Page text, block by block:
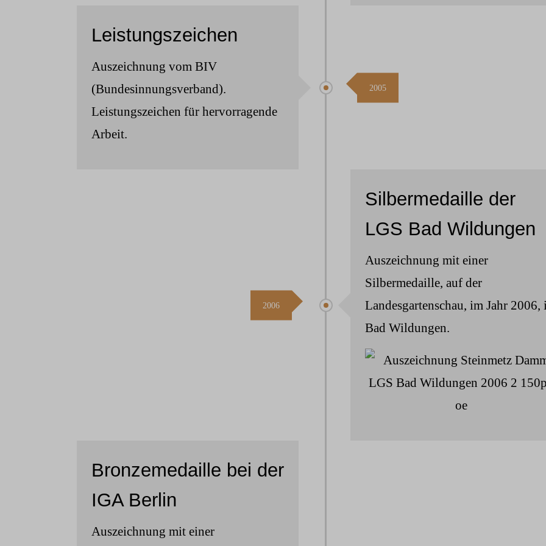
2005
Leistungszeichen
Auszeichnung vom BIV
(Bundesinnungsverband).
Leistungszeichen für hervorragende
Arbeit.
2006
Silbermedaille der
LGS Bad Wildungen
Auszeichnung mit einer
Silbermedaille, auf der
Landesgartenschau, im Jahr 2006,
Bad Wildungen.
Bronzemedaille bei der
IGA Berlin
Auszeichnung mit einer